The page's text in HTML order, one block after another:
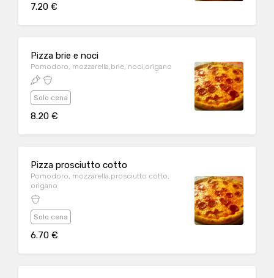
7.20 €
Pizza brie e noci
Pomodoro, mozzarella,brie, noci,origano
Solo cena
8.20 €
Pizza prosciutto cotto
Pomodoro, mozzarella,prosciutto cotto,
origano
Solo cena
6.70 €